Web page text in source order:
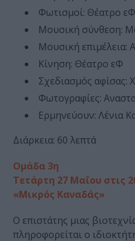
Φωτισμοί: Θέατρο εΦ
Μουσική σύνθεση:
Μουσική επιμέλεια:
Κίνηση: Θέατρο εΦ
Σχεδιασμός αφίσας:
Φωτογραφίες:
Ερμηνεύουν: Λένια
Διάρκεια: 60 λεπτά
Ομάδα 3η
Τετάρτη 27 Μαΐου στις
«Μικρός Καναδάς»
Ο επιστάτης μιας
πληροφορείται ο